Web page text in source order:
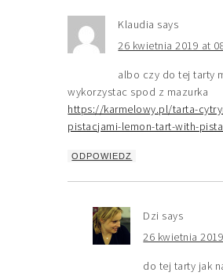
Klaudia says
26 kwietnia 2019 at
albo czy do tej tarty
wykorzystac spod z mazurka
https://karmelowy.pl/tarta-
pistacjami-lemon-tart-with-
ODPOWIEDZ
Dzi says
26 kwietnia
do tej tarty jak